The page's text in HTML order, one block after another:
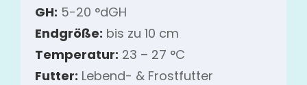
GH: 5-20 °dGH
Endgröße: bis zu 10 cm
Temperatur: 23 – 27 °C
Futter: Lebend- & Frostfutter